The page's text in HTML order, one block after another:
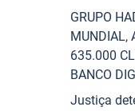
GRUPO
MUNDIAL,
635.000
BANCO
Justiça